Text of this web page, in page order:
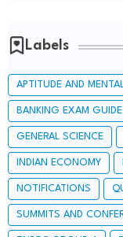
Labels
APTITUDE AND
BANKING EXAM GUIDE
GENERAL SCIENCE
INDIAN ECONOMY
NOTIFICATIONS
SUMMITS AND